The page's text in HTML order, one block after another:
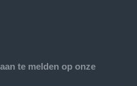
te melden op onze